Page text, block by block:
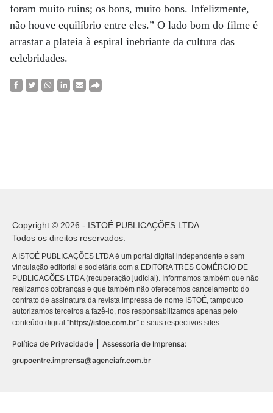
foram muito ruins; os bons, muito bons. Infelizmente,
não houve equilíbrio entre eles.” O lado bom do filme é
arrastar a plateia à espiral inebriante da cultura das
celebridades.
Copyright © 2026 - ISTOÉ PUBLICAÇÕES LTDA
Todos os direitos reservados.
A ISTOÉ PUBLICAÇÕES LTDA é um portal digital independente e sem
vinculação editorial e societária com a EDITORA TRES COMÉRCIO DE
PUBLICACÕES LTDA (recuperação judicial). Informamos também que não
realizamos cobranças e que também não oferecemos cancelamento do
contrato de assinatura da revista impressa de nome ISTOÉ, tampouco
autorizamos terceiros a fazê-lo, nos responsabilizamos apenas pelo
conteúdo digital “https://istoe.com.br” e seus respectivos sites.
Política de Privacidade
Assessoria de Imprensa:
grupoentre.imprensa@agenciafr.com.br